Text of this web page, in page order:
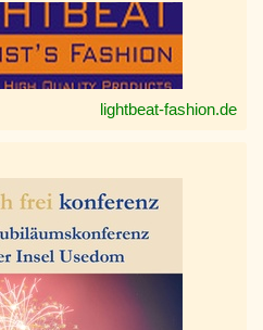
lightbeat-fashion.de